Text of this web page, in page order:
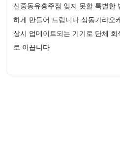
신중동유흥주점 잊지 못할 특별한
하게 만들어 드립니다 상동가라오
상시 업데이트되는 기기로 단체
로 이끕니다